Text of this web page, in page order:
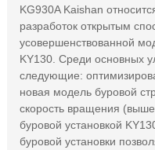
KG930A Kaishan
разработок открытым
усовершенствованной
KY130. Среди основных
следующие:
новая модель буровой
скорость вращения
буровой установкой
буровой установки